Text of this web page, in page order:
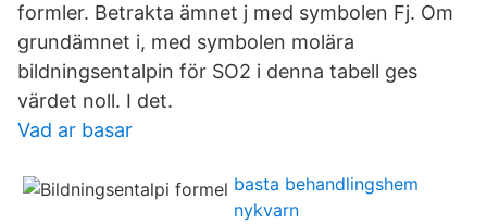
formler. Betrakta ämnet j med symbolen Fj. Om
grundämnet i, med symbolen molära
bildningsentalpin för SO2 i denna tabell ges
värdet noll. I det.
Vad ar basar
basta behandlingshem
nykvarn